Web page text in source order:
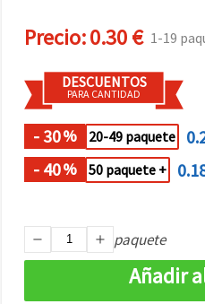
Precio:0.30 € 1-19
DESCUENTOS
PARA CANTIDAD
- 30% 20-49 paquete
- 40% 50 paquete +
paquete
Añadir